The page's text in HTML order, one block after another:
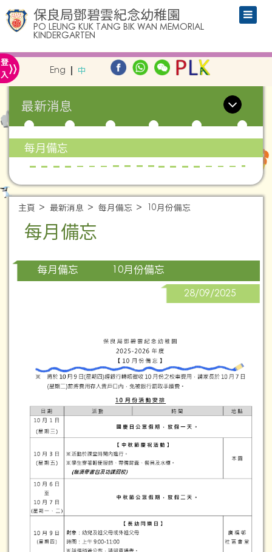
保良局鄧碧雲紀念幼稚園
PO LEUNG KUK TANG BIK WAN MEMORIAL
KINDERGARTEN
登
入» Eng 中
最新消息
每月備忘
主頁 最新消息 每月備忘 10月份備忘
每月備忘
每月備忘 10月份備忘
28/09/2025